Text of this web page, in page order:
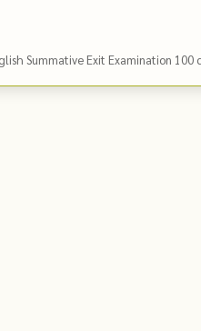
Summative Exit Examination